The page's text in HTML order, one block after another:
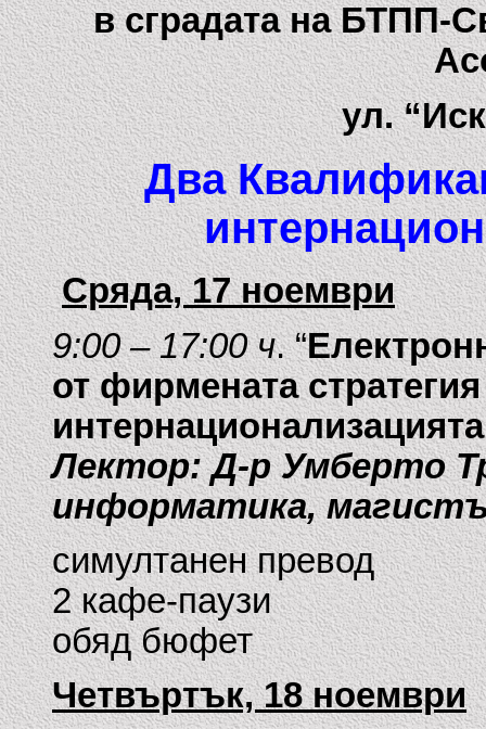
в сградата на БТПП-
ул.
Два
Сряда, 17 ноември
9:00 – 17:00 ч. “
от фирмената
Лектор: Д-р Умберто
информатика,
симултанен превод
2 кафе-паузи
обяд бюфет
Четвъртък, 18 ноември